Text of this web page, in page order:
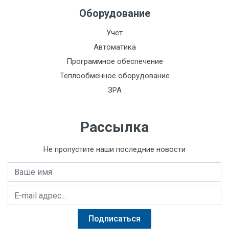
Оборудование
Учет
Автоматика
Программное обеспечение
Теплообменное оборудование
ЗРА
Рассылка
Не пропустите наши последние новости
Подписаться